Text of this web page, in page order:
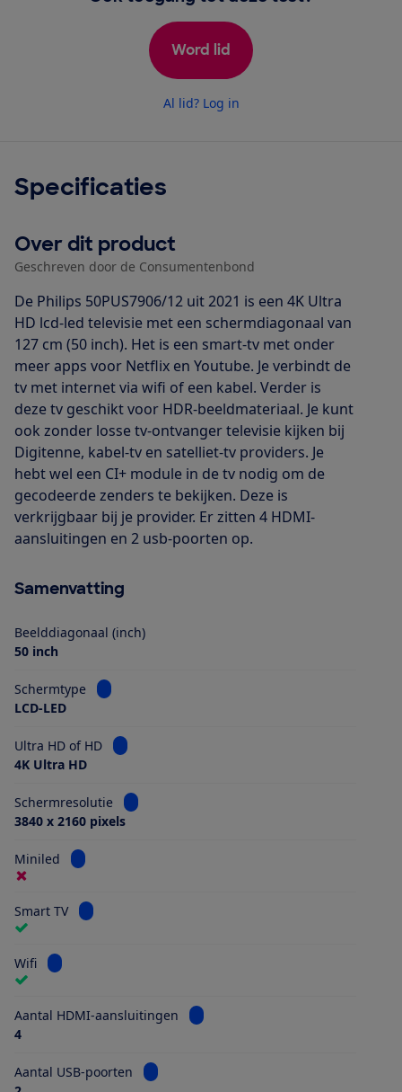
Word lid
Al lid? Log in
Specificaties
Over dit product
Geschreven door de Consumentenbond
De Philips 50PUS7906/12 uit 2021 is een 4K Ultra
HD lcd-led televisie met een schermdiagonaal van
127 cm (50 inch). Het is een smart-tv met onder
meer apps voor Netflix en Youtube. Je verbindt de
tv met internet via wifi of een kabel. Verder is
deze tv geschikt voor HDR-beeldmateriaal. Je kunt
ook zonder losse tv-ontvanger televisie kijken bij
Digitenne, kabel-tv en satelliet-tv providers. Je
hebt wel een CI+ module in de tv nodig om de
gecodeerde zenders te bekijken. Deze is
verkrijgbaar bij je provider. Er zitten 4 HDMI-
aansluitingen en 2 usb-poorten op.
Samenvatting
Beelddiagonaal (inch)
50 inch
Schermtype
Bekijk informatie voor Schermtype
LCD-LED
Ultra HD of HD
Bekijk informatie voor Ultra HD of HD
4K Ultra HD
Schermresolutie
Bekijk informatie voor Schermresolutie
3840 x 2160 pixels
Miniled Bekijk informatie voor Miniled
Smart TV Bekijk informatie voor Smart TV
Wifi Bekijk informatie voor Wifi
Aantal HDMI-aansluitingen
Bekijk informatie voor Aantal
4
Aantal USB-poorten
Bekijk informatie voor Aantal USB-poorten